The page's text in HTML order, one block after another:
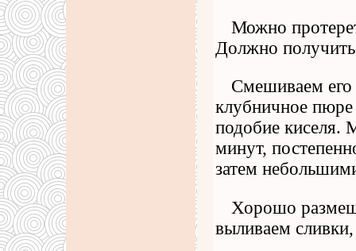
Можно
Должно
Смешиваем его
клубничное пюре
подобие киселя.
минут,
затем
Хорошо
выливаем